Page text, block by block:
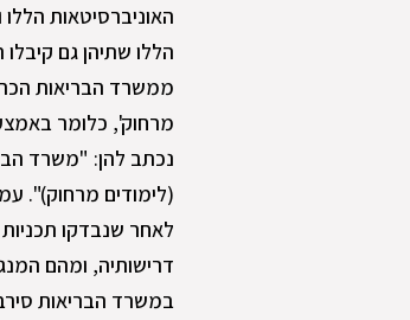
הללו שתיהן גם
ממשרד הבריאות
מרחוק', כלומר
נכתב להן: "משרד
(לימודים מרחוק)".
לאחר שנבדקו
דרישותיה, ומהם
במשרד הבריאות